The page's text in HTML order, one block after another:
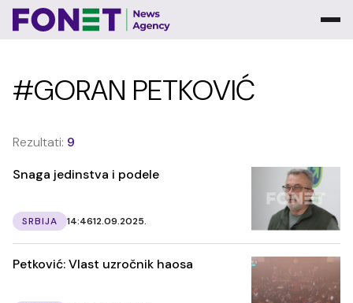
#GORAN PETKOVIĆ
Rezultati: 9
Snaga jedinstva i podele
SRBIJA 14:4612.09.2025.
Petković: Vlast uzročnik haosa